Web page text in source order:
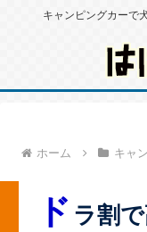
キャンピングカーで
ホーム キャ
ド ラ割